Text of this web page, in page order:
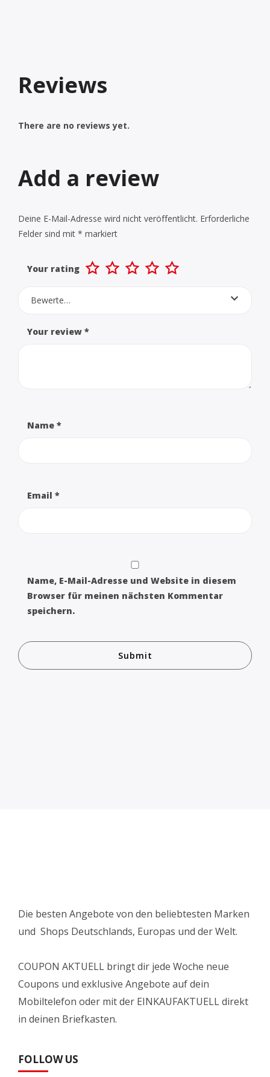
Reviews
There are no reviews yet.
Add a review
Deine E-Mail-Adresse wird nicht veröffentlicht. Erforderliche
Felder sind mit * markiert
Your rating
Bewerte…
Your review *
Name *
Email *
Name, E-Mail-Adresse und Website in diesem
Browser für meinen nächsten Kommentar
speichern.
Die besten Angebote von den beliebtesten Marken
und Shops Deutschlands, Europas und der Welt.
COUPON AKTUELL bringt dir jede Woche neue
Coupons und exklusive Angebote auf dein
Mobiltelefon oder mit der EINKAUFAKTUELL direkt
in deinen Briefkasten.
FOLLOW US